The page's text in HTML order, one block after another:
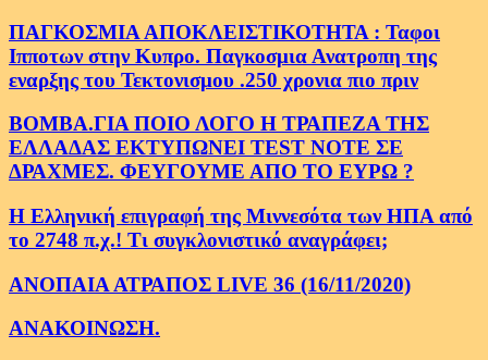
ΠΑΓΚΟΣΜΙΑ ΑΠΟΚΛΕΙΣΤΙΚΟΤΗΤΑ : Ταφοι
Ιπποτων στην Κυπρο. Παγκοσμια Ανατροπη της
εναρξης του Τεκτονισμου .250 χρονια πιο πριν
ΒΟΜΒΑ.ΓΙΑ ΠΟΙΟ ΛΟΓΟ Η ΤΡΑΠΕΖΑ ΤΗΣ
ΕΛΛΑΔΑΣ ΕΚΤΥΠΩΝΕΙ TEST NOTE ΣΕ
ΔΡΑΧΜΕΣ. ΦΕΥΓΟΥΜΕ ΑΠΟ ΤΟ ΕΥΡΩ ?
Η Ελληνική επιγραφή της Μιννεσότα των ΗΠΑ από
το 2748 π.χ.! Τι συγκλονιστικό αναγράφει;
ΑΝΟΠΑΙΑ ΑΤΡΑΠΟΣ LIVE 36 (16/11/2020)
ΑΝΑΚΟΙΝΩΣΗ.